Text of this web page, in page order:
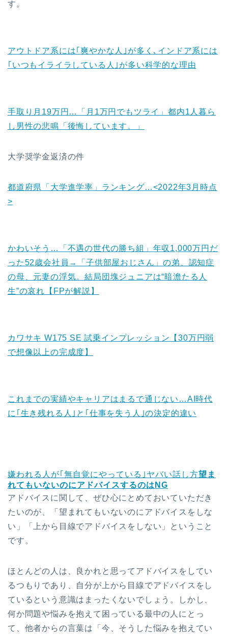
す。
アウトドア系には｢爽やかな人｣が多く､インドア系には
｢いつもイライラしている人｣が多い科学的な理由
手取り月19万円…「月1万円でもツライ」都内1人暮ら
し男性の悲鳴「後悔しています。」
大学奨学金返済の件
都道府県「大学進学率」ランキング…<2022年3月時点
>
かわいそう…「不遇の世代の勝ち組」年収1,000万円だ
った52歳会社員→「子供部屋おじさん」の弟、認知症
の母、元妻の浮気。結局団塊ジュニアは“暗澹たる人
生”の哀れ【FPが解説】
カワサキ W175 SE 試乗インプレッション【30万円弱
で想像以上の完成度】
これまでの実績やキャリアはまるで通じない…AI時代
に｢生き残れる人｣と｢仕事を失う人｣の決定的違い
嫌われる人が｢無自覚にやっている｣ヤバい話し方望ま
れてもいないのにアドバイスするのはNG
アドバイスに関して、ぜひ心にとめておいていただき
たいのが、「望まれてもいないのにアドバイスをしな
い」「上から目線でアドバイスをしない」ということ
です。
ほとんどの人は、良かれと思ってアドバイスをしてい
るつもりであり、自分が上から目線でアドバイスをし
ているという意識はまったくないでしょう。しかし、
何か問題や悩みを抱えて困っている最中の人にとっ
て、他者からの言葉は「今、そうした悩みを抱えてい